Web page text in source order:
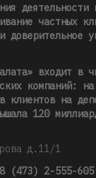
деятельности
частных
доверительное
входит в
компаний:
клиентов на
120
д.11/1
8 (473) 2-555-605